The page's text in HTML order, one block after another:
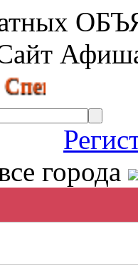
Сайт
города